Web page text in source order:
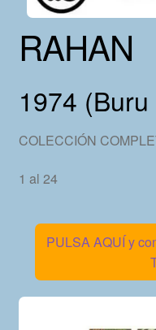
RAHAN
1974
COLECCIÓN
1 al 24
PULSA AQUÍ y